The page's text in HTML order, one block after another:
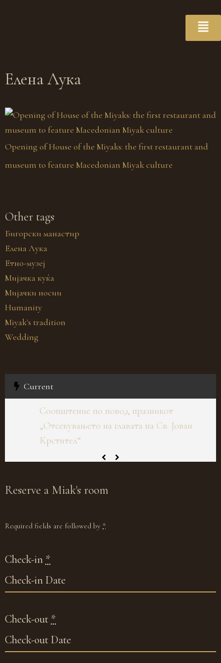
Елена Лука
Opening of House of the Miyaks: the first restaurant and
museum to feature Macedonian Miyak culture
Other tags
Бигорски манастир
Елена Лука
Етно-музеј
Мијачка куќа
Мијачки носии
Humanity
Miyak's tradition
Wedding
Current
Соопштение по повод празникот
„Отсекувањето на главата на Св. Јован
Крстител“
Reserve a Miak's room
Required fields are followed by *
Check-in *
Check-out *